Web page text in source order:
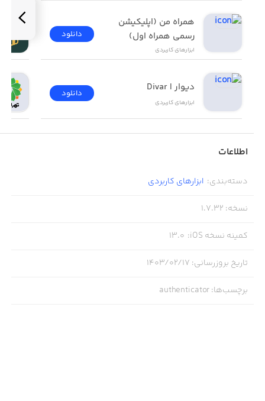
رسمی همراه اول)
ابزار‌های کاربردی
دانلود
دیوار | Divar
ابزار‌های کاربردی
دانلود
اطلاعات
دسته‌بندی: ابزار‌های کاربردی
نسخه:
1.7.32
کمینه نسخه iOS :
13.0
تاریخ بروزرسانی: ۱۴۰۳/۰۲/۱۷
برچسب‌ها:
authenticator